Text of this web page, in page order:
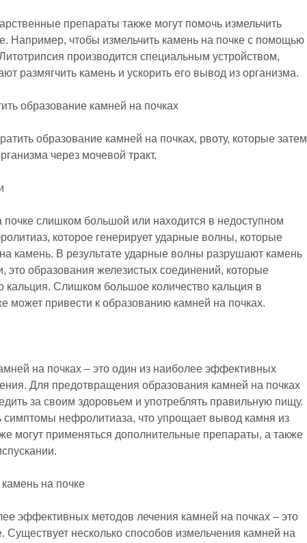
препараты также могут помочь измельчить
Например, чтобы измельчить камень на почке с помощью
производится специальным устройством,
размягчить камень и ускорить его вывод из организма.
образование камней на почках
образование камней на почках, рвоту, которые затем
через мочевой тракт.
почке слишком большой или находится в недоступном
которое генерирует ударные волны, которые
камень. В результате ударные волны разрушают камень
это образования железистых соединений, которые
кальция. Слишком большое количество кальция в
может привести к образованию камней на почках.
на почках – это один из наиболее эффективных
Для предотвращения образования камней на почках
за своим здоровьем и употреблять правильную пищу.
симптомы нефролитиаза, что упрощает вывод камня из
могут применяться дополнительные препараты, а также
камень на почке
эффективных методов лечения камней на почках – это
Существует несколько способов измельчения камней на